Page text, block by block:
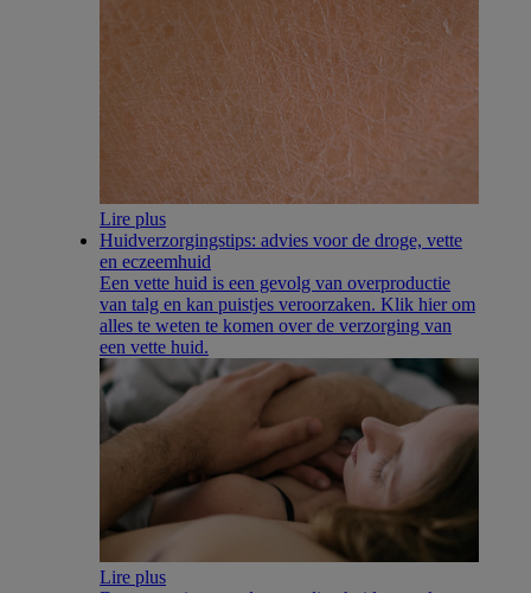
Lire plus
Huidverzorgingstips: advies voor de droge, vette
en eczeemhuid
Een vette huid is een gevolg van overproductie
van talg en kan puistjes veroorzaken. Klik hier om
alles te weten te komen over de verzorging van
een vette huid.
Lire plus